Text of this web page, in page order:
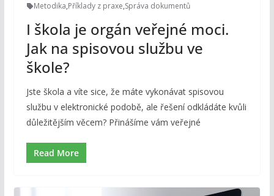
Metodika,Příklady z praxe,Správa dokumentů
I škola je orgán veřejné moci.
Jak na spisovou službu ve
škole?
Jste škola a víte sice, že máte vykonávat spisovou
službu v elektronické podobě, ale řešení odkládáte kvůli
důležitějším věcem? Přinášíme vám veřejné
Read More